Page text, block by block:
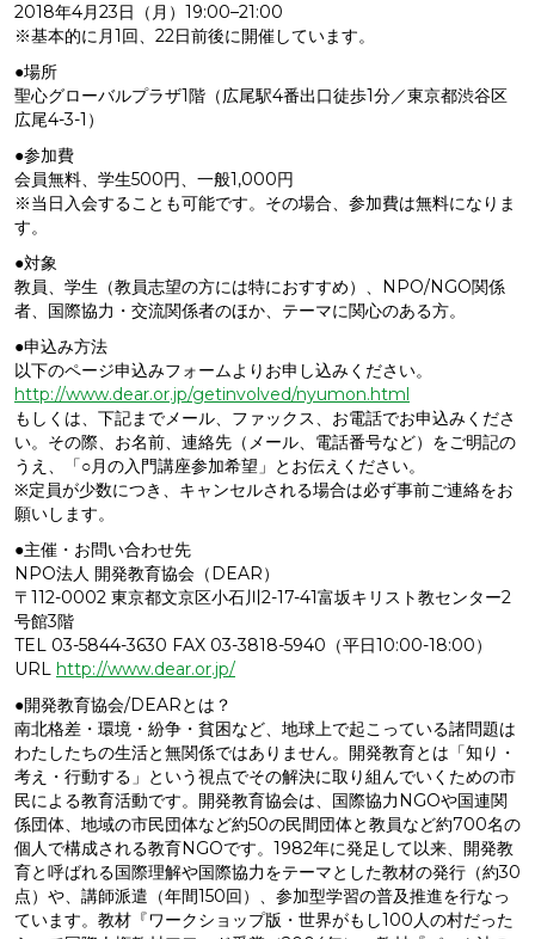
2018年4月23日（月）19:00–21:00
※基本的に月1回、22日前後に開催しています。
●場所
聖心グローバルプラザ1階（広尾駅4番出口徒歩1分／東京都渋谷区
広尾4-3-1）
●参加費
会員無料、学生500円、一般1,000円
※当日入会することも可能です。その場合、参加費は無料になりま
す。
●対象
教員、学生（教員志望の方には特におすすめ）、NPO/NGO関係
者、国際協力・交流関係者のほか、テーマに関心のある方。
●申込み方法
以下のページ申込みフォームよりお申し込みください。
http://www.dear.or.jp/getinvolved/nyumon.html
もしくは、下記までメール、ファックス、お電話でお申込みくださ
い。その際、お名前、連絡先（メール、電話番号など）をご明記の
うえ、「○月の入門講座参加希望」とお伝えください。
※定員が少数につき、キャンセルされる場合は必ず事前ご連絡をお
願いします。
●主催・お問い合わせ先
NPO法人 開発教育協会（DEAR）
〒112-0002 東京都文京区小石川2-17-41富坂キリスト教センター2
号館3階
TEL 03-5844-3630 FAX 03-3818-5940（平日10:00-18:00）
URL http://www.dear.or.jp/
●開発教育協会/DEARとは？
南北格差・環境・紛争・貧困など、地球上で起こっている諸問題は
わたしたちの生活と無関係ではありません。開発教育とは「知り・
考え・行動する」という視点でその解決に取り組んでいくための市
民による教育活動です。開発教育協会は、国際協力NGOや国連関
係団体、地域の市民団体など約50の民間団体と教員など約700名の
個人で構成される教育NGOです。1982年に発足して以来、開発教
育と呼ばれる国際理解や国際協力をテーマとした教材の発行（約30
点）や、講師派遣（年間150回）、参加型学習の普及推進を行なっ
ています。教材『ワークショップ版・世界がもし100人の村だった